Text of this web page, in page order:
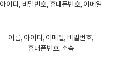
아이디, 비밀번호, 휴대폰번호, 이메일
이름, 아이디, 이메일, 비밀번호,
휴대폰번호, 소속